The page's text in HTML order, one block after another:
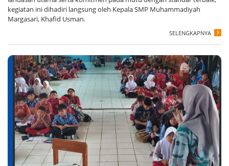
kegiatan ini dihadiri langsung oleh Kepala SMP Muhammadiyah
Margasari, Khafid Usman.
SELENGKAPNYA